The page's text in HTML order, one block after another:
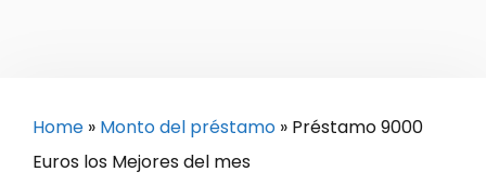
Home » Monto del préstamo » Préstamo 9000
Euros los Mejores del mes